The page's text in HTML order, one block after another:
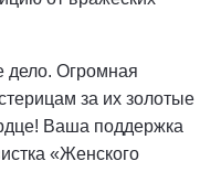
дело. Огромная
за их золотые
Ваша поддержка
«Женского